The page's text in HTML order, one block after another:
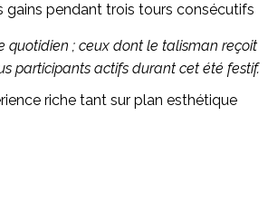
pendant trois tours consécutifs
quotidien ; ceux dont le talisman reçoit
participants actifs durant cet été festif.
riche tant sur plan esthétique